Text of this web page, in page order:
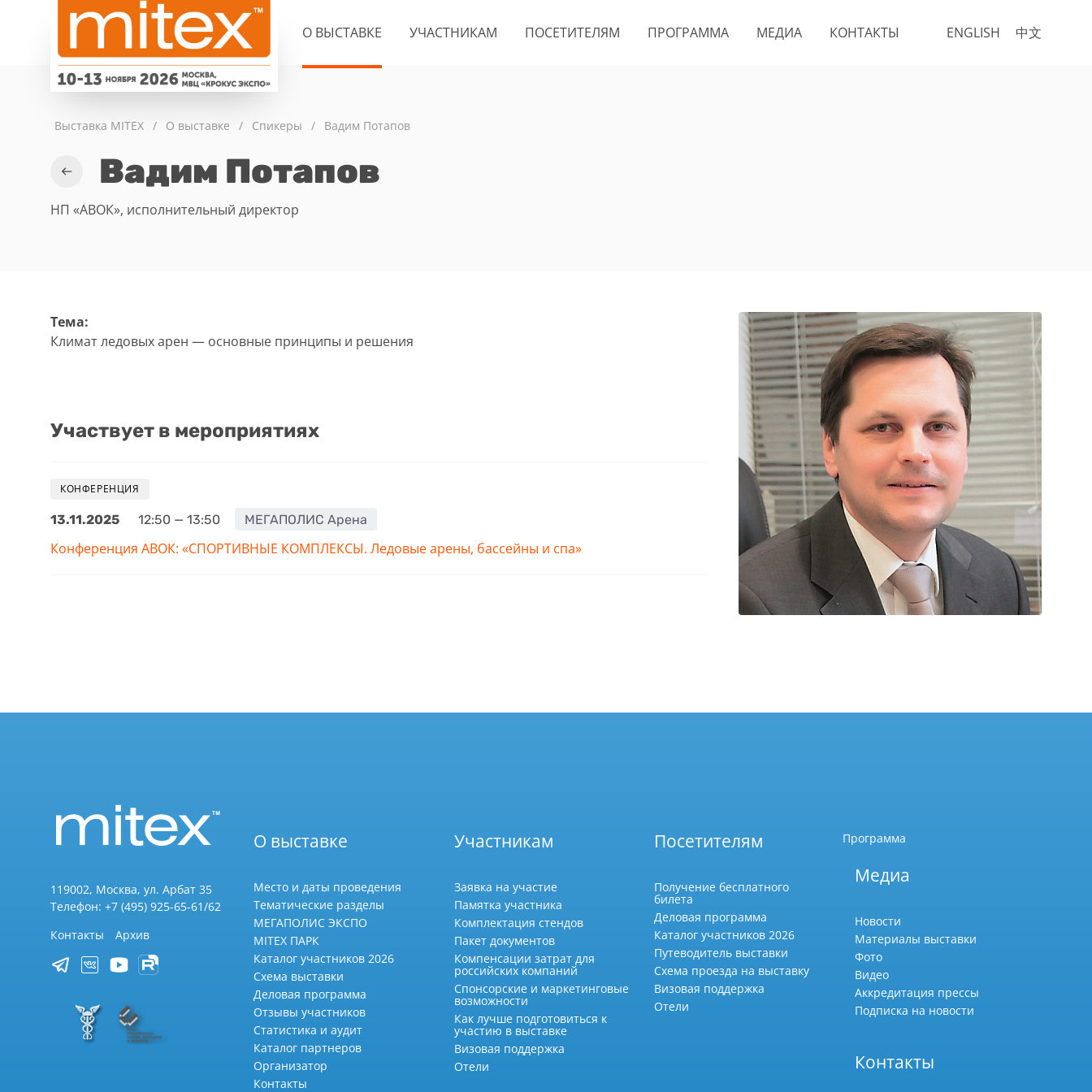
ENGLISH 中文
О ВЫСТАВКЕ УЧАСТНИКАМ ПОСЕТИТЕЛЯМ ПРОГРАММА МЕДИА КОНТАКТЫ
Выставка MITEX / О выставке / Спикеры / Вадим Потапов
Вадим Потапов
НП «АВОК», исполнительный директор
Тема:
Климат ледовых арен — основные принципы и решения
Участвует в мероприятиях
КОНФЕРЕНЦИЯ
МЕГАПОЛИС Арена
13.11.2025 12:50 — 13:50
Конференция АВОК: «СПОРТИВНЫЕ КОМПЛЕКСЫ. Ледовые арены, бассейны и спа»
119002, Москва, ул. Арбат 35
Телефон: +7 (495) 925-65-61/62
Контакты
Архив
О выставке
Место и даты проведения
Тематические разделы
МЕГАПОЛИС ЭКСПО
MITEX ПАРК
Каталог участников 2026
Схема выставки
Деловая программа
Отзывы участников
Статистика и аудит
Каталог партнеров
Организатор
Контакты
Участникам
Заявка на участие
Памятка участника
Комплектация стендов
Пакет документов
Компенсации затрат для
российских компаний
Спонсорские и маркетинговые
возможности
Как лучше подготовиться к
участию в выставке
Визовая поддержка
Отели
Посетителям
Получение бесплатного
билета
Деловая программа
Каталог участников 2026
Путеводитель выставки
Схема проезда на выставку
Визовая поддержка
Отели
Программа
Медиа
Новости
Материалы выставки
Фото
Видео
Аккредитация прессы
Подписка на новости
Контакты